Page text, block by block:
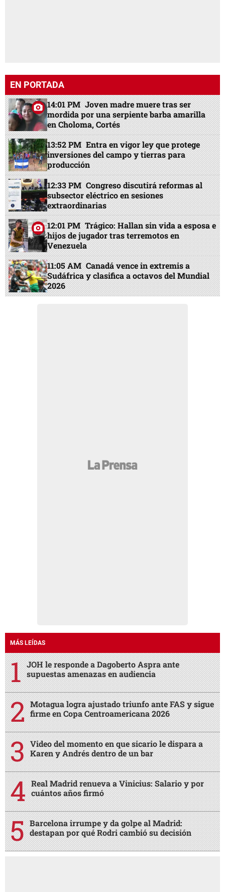
EN PORTADA
14:01 PM Joven madre muere tras ser
mordida por una serpiente barba amarilla
en Choloma, Cortés
13:52 PM Entra en vigor ley que protege
inversiones del campo y tierras para
producción
12:33 PM Congreso discutirá reformas al
subsector eléctrico en sesiones
extraordinarias
12:01 PM Trágico: Hallan sin vida a esposa e
hijos de jugador tras terremotos en
Venezuela
11:05 AM Canadá vence in extremis a
Sudáfrica y clasifica a octavos del Mundial
2026
MÁS LEÍDAS
JOH le responde a Dagoberto Aspra ante
supuestas amenazas en audiencia
Motagua logra ajustado triunfo ante FAS y sigue
firme en Copa Centroamericana 2026
Video del momento en que sicario le dispara a
Karen y Andrés dentro de un bar
Real Madrid renueva a Vinicius: Salario y por
cuántos años firmó
Barcelona irrumpe y da golpe al Madrid:
destapan por qué Rodri cambió su decisión